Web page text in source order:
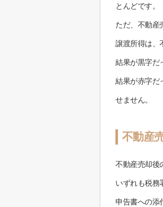
とんどです。
ただ、不動産
譲渡所得は、
結果が黒字だ
結果が赤字だ
せません。
不動産
不動産売却後
いずれも税務
申告書への添